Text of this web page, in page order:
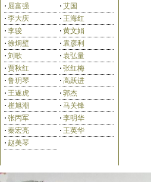
刘艳会
杨合法 孙永茂
白立献
· 屈富强 · 艾国
· 李大庆 · 王海红
· 李骏 · 黄文娟
· 徐炯壁 · 袁彦利
· 刘歌 · 袁弘量
· 贾秋红 · 张红梅
· 鲁玥琴 · 高跃进
· 王遂虎 · 郭杰
· 崔旭潮 · 马关锋
· 张丙军 · 李明华
· 秦宏亮 · 王英华
· 赵美琴